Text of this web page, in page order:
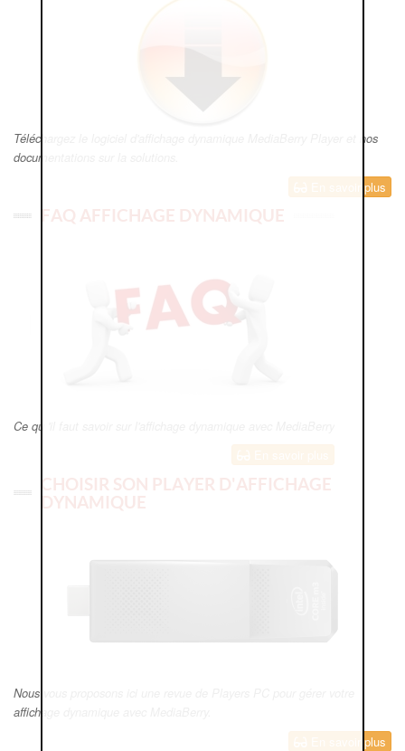
Téléchargez le logiciel d'affichage dynamique MediaBerry Player et nos
documentations sur la solutions.
En savoir plus
FAQ AFFICHAGE DYNAMIQUE
Ce qu 'il faut savoir sur l'affichage dynamique avec MediaBerry
CHOISIR SON PLAYER D'AFFICHAGE
DYNAMIQUE
Nous vous proposons ici une revue de Players PC pour gérer votre
affichage dynamique avec MediaBerry.
En savoir plus